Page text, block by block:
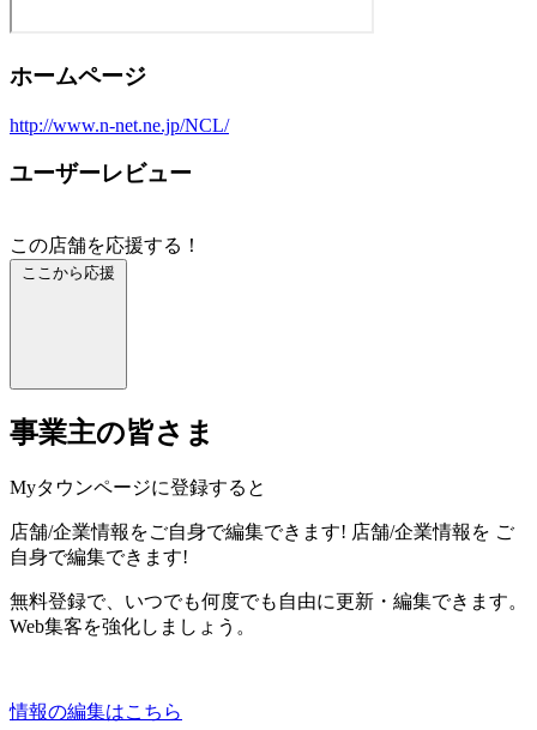
ホームページ
http://www.n-net.ne.jp/NCL/
ユーザーレビュー
この店舗を応援する！
ここから応援
事業主の皆さま
Myタウンページに登録すると
店舗/企業情報をご自身で編集できます! 店舗/企業情報を ご
自身で編集できます!
無料登録で、いつでも何度でも自由に更新・編集できます。
Web集客を強化しましょう。
情報の編集はこちら